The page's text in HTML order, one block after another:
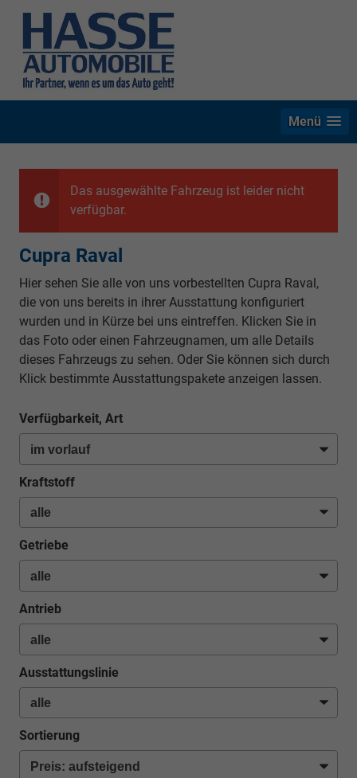
Menü
Das ausgewählte Fahrzeug ist leider nicht
verfügbar.
Cupra Raval
Hier sehen Sie alle von uns vorbestellten Cupra Raval,
die von uns bereits in ihrer Ausstattung konfiguriert
wurden und in Kürze bei uns eintreffen. Klicken Sie in
das Foto oder einen Fahrzeugnamen, um alle Details
dieses Fahrzeugs zu sehen. Oder Sie können sich durch
Klick bestimmte Ausstattungspakete anzeigen lassen.
Verfügbarkeit, Art
Kraftstoff
Getriebe
Antrieb
Ausstattungslinie
Sortierung